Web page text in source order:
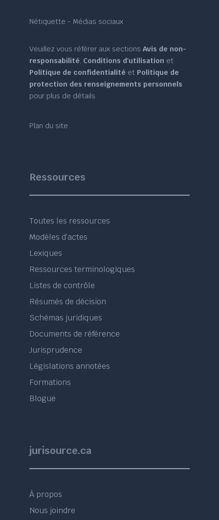
Nétiquette - Médias sociaux
Veuillez vous référer aux sectionsAvis de non-
responsabilité, Conditions d'utilisation et
Politique de confidentialité et Politique de
protection des renseignements personnels
pour plus de détails.
Plan du site
Ressources
Toutes les ressources
Modèles d’actes
Lexiques
Ressources terminologiques
Listes de contrôle
Résumés de décision
Schémas juridiques
Documents de référence
Jurisprudence
Législations annotées
Formations
Blogue
jurisource.ca
À propos
Nous joindre